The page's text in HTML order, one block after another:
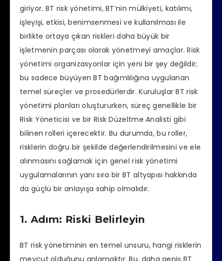
giriyor. BT risk yönetimi, BT’nin mülkiyeti, katılımı,
işleyişi, etkisi, benimsenmesi ve kullanılması ile
birlikte ortaya çıkan riskleri daha büyük bir
işletmenin parçası olarak yönetmeyi amaçlar. Risk
yönetimi organizasyonlar için yeni bir şey değildir;
bu sadece büyüyen BT bağımlılığına uygulanan
temel süreçler ve prosedürlerdir. Kuruluşlar BT risk
yönetimi planları oluştururken, süreç genellikle bir
Risk Yöneticisi ve bir Risk Düzeltme Analisti gibi
bilinen rolleri içerecektir. Bu durumda, bu roller,
risklerin doğru bir şekilde değerlendirilmesini ve ele
alınmasını sağlamak için genel risk yönetimi
uygulamalarının yanı sıra bir BT altyapısı hakkında
da güçlü bir anlayışa sahip olmalıdır.
1. Adım: Riski Belirleyin
BT risk yönetiminin en temel unsuru, hangi risklerin
mevcut olduğunu anlamaktır. Bu, daha geniş BT